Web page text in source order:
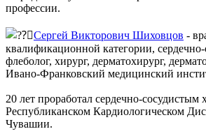
профессии.
Сергей Викторович Шиховцов -
квалификационной категории,
флеболог, хирург, дерматохирург,
Ивано-Франковский медицинский
20 лет проработал сердечно-сосудистым
Республиканском Кардиологическом
Чувашии.